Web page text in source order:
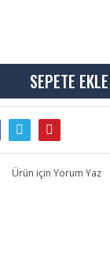
SEPETE EKLE
Ürün için Yorum Yaz